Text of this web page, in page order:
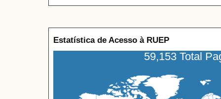
Estatística de Acesso à RUEP
59,153 Total